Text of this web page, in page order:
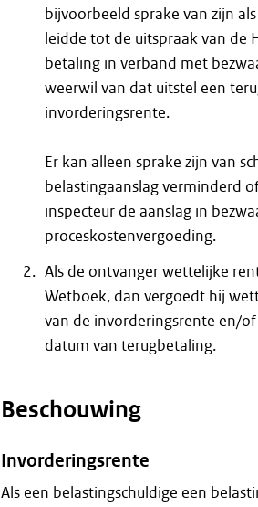
bijvoorbeeld sprake van zijn
leidde tot de uitspraak van de
betaling in verband met
weerwil van dat uitstel een
invorderingsrente.
Er kan alleen sprake zijn van
belastingaanslag verminderd
inspecteur de aanslag in
proceskostenvergoeding.
Als de ontvanger wettelijke
Wetboek, dan vergoedt hij
van de invorderingsrente en/
datum van terugbetaling.
Beschouwing
Invorderingsrente
Als een belastingschuldige een